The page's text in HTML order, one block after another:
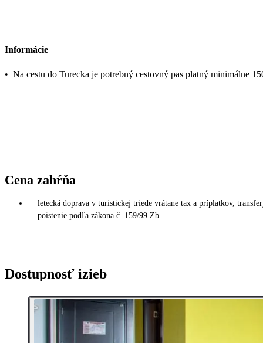
Informácie
• Na cestu do Turecka je potrebný cestovný pas platný minimálne
Cena zahŕňa
letecká doprava v turistickej triede vrátane tax a príplatkov,
poistenie podľa zákona č. 159/99 Zb.
Dostupnosť izieb